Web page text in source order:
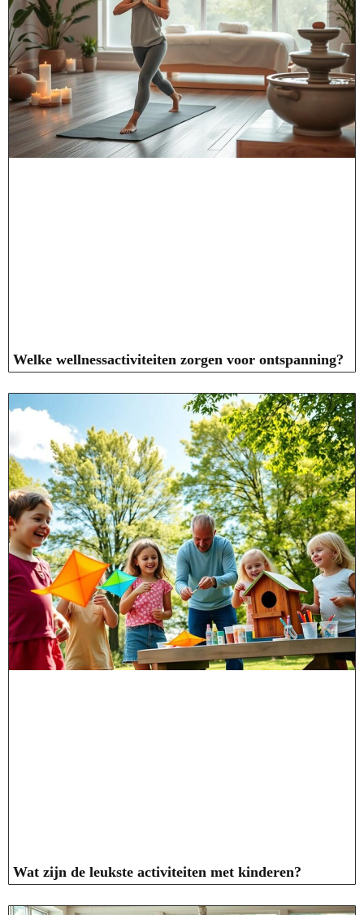
Welke wellnessactiviteiten zorgen voor ontspanning?
Wat zijn de leukste activiteiten met kinderen?